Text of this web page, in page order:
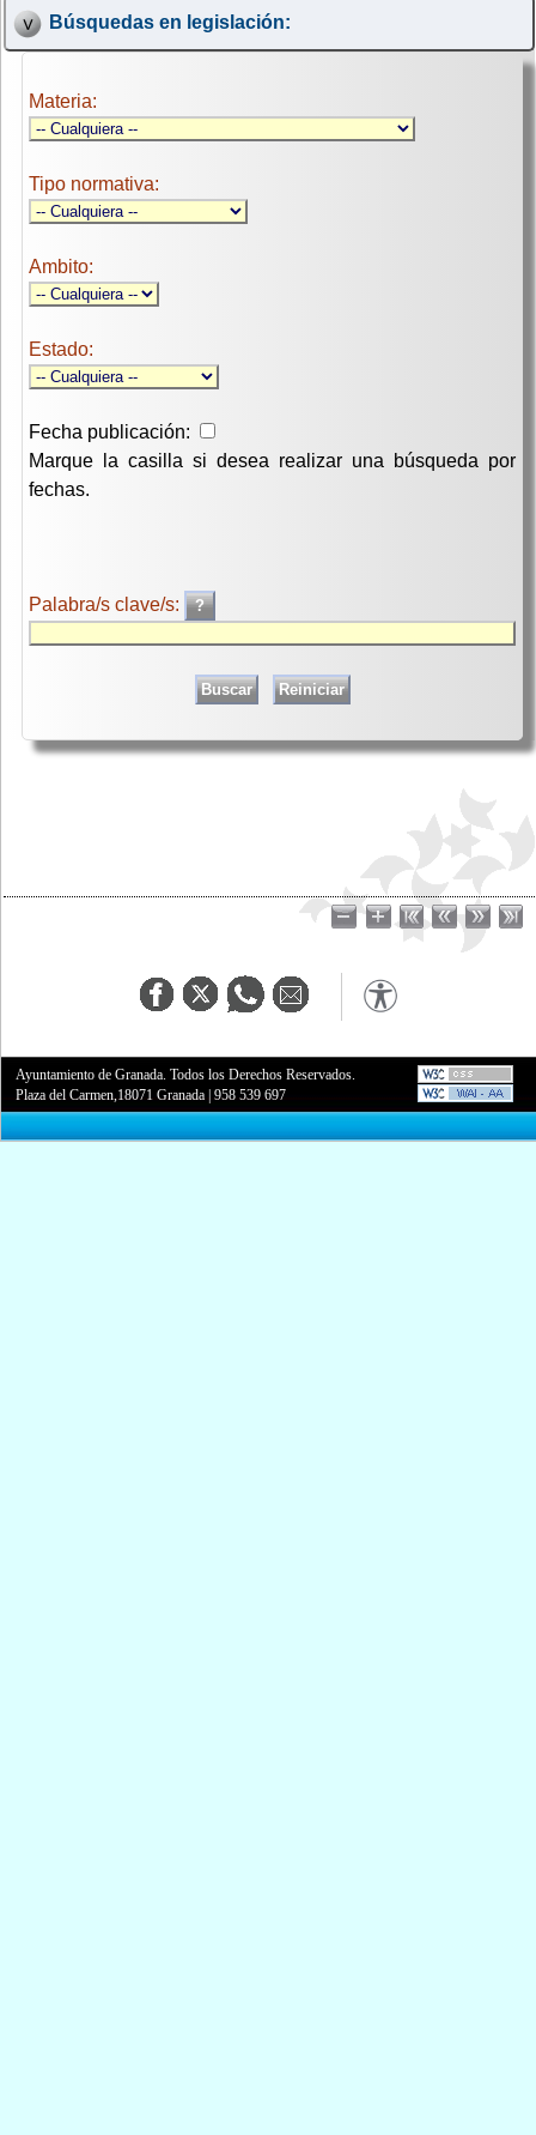
Búsquedas en legislación:
Materia:
Tipo normativa:
Ambito:
Estado:
Fecha publicación:
Marque la casilla si desea realizar una búsqueda por
fechas.
Palabra/s clave/s:
Ayuntamiento de Granada. Todos los Derechos Reservados.
Plaza del Carmen,18071 Granada |958 539 697